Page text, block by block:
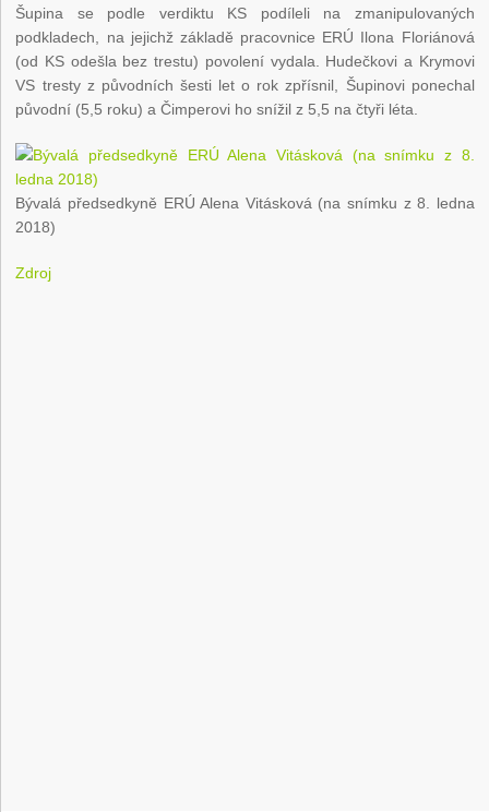
Šupina se podle verdiktu KS podíleli na zmanipulovaných
podkladech, na jejichž základě pracovnice ERÚ Ilona Floriánová
(od KS odešla bez trestu) povolení vydala. Hudečkovi a Krymovi
VS tresty z původních šesti let o rok zpřísnil, Šupinovi ponechal
původní (5,5 roku) a Čimperovi ho snížil z 5,5 na čtyři léta.
Bývalá předsedkyně ERÚ Alena Vitásková (na snímku z 8. ledna
2018)
Zdroj